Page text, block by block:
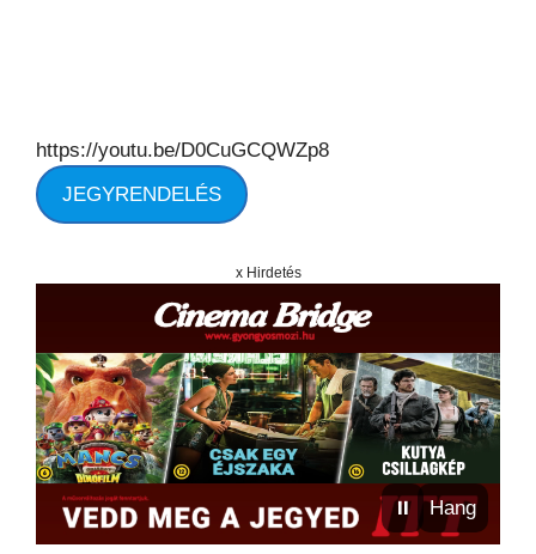
https://youtu.be/D0CuGCQWZp8
JEGYRENDELÉS
x Hirdetés
⏸ Hang